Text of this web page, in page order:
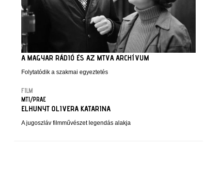
A MAGYAR RÁDIÓ ÉS AZ MTVA ARCHÍVUM
Folytatódik a szakmai egyeztetés
FILM
MTI/PRAE
ELHUNYT OLIVERA KATARINA
A jugoszláv filmművészet legendás alakja